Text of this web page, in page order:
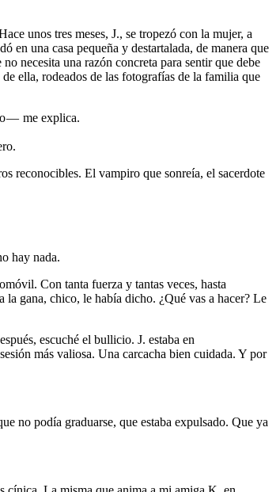
unos tres meses, J., se tropezó con la mujer, a
en una casa pequeña y destartalada, de manera que
necesita una razón concreta para sentir que debe
ella, rodeados de las fotografías de la familia que
— me explica.
reconocibles. El vampiro que sonreía, el sacerdote
hay nada.
Con tanta fuerza y tantas veces, hasta
gana, chico, le había dicho. ¿Qué vas a hacer? Le
escuché el bullicio. J. estaba en
más valiosa. Una carcacha bien cuidada. Y por
no podía graduarse, que estaba expulsado. Que ya